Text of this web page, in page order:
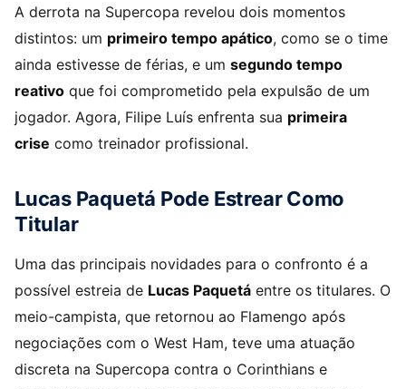
A derrota na Supercopa revelou dois momentos
distintos: um primeiro tempo apático, como se o time
ainda estivesse de férias, e um segundo tempo
reativo que foi comprometido pela expulsão de um
jogador. Agora, Filipe Luís enfrenta sua primeira
crise como treinador profissional.​
Lucas Paquetá Pode Estrear Como
Titular
Uma das principais novidades para o confronto é a
possível estreia de Lucas Paquetá entre os titulares. O
meio-campista, que retornou ao Flamengo após
negociações com o West Ham, teve uma atuação
discreta na Supercopa contra o Corinthians e